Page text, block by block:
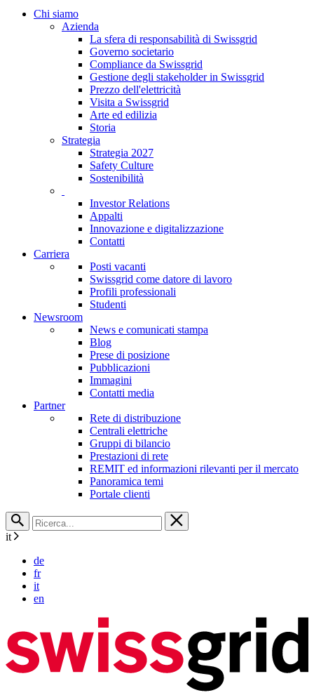
Chi siamo
Azienda
La sfera di responsabilità di Swissgrid
Governo societario
Compliance da Swissgrid
Gestione degli stakeholder in Swissgrid
Prezzo dell'elettricità
Visita a Swissgrid
Arte ed edilizia
Storia
Strategia
Strategia 2027
Safety Culture
Sostenibilità
Investor Relations
Appalti
Innovazione e digitalizzazione
Contatti
Carriera
Posti vacanti
Swissgrid come datore di lavoro
Profili professionali
Studenti
Newsroom
News e comunicati stampa
Blog
Prese di posizione
Pubblicazioni
Immagini
Contatti media
Partner
Rete di distribuzione
Centrali elettriche
Gruppi di bilancio
Prestazioni di rete
REMIT ed informazioni rilevanti per il mercato
Panoramica temi
Portale clienti
it
de
fr
it
en